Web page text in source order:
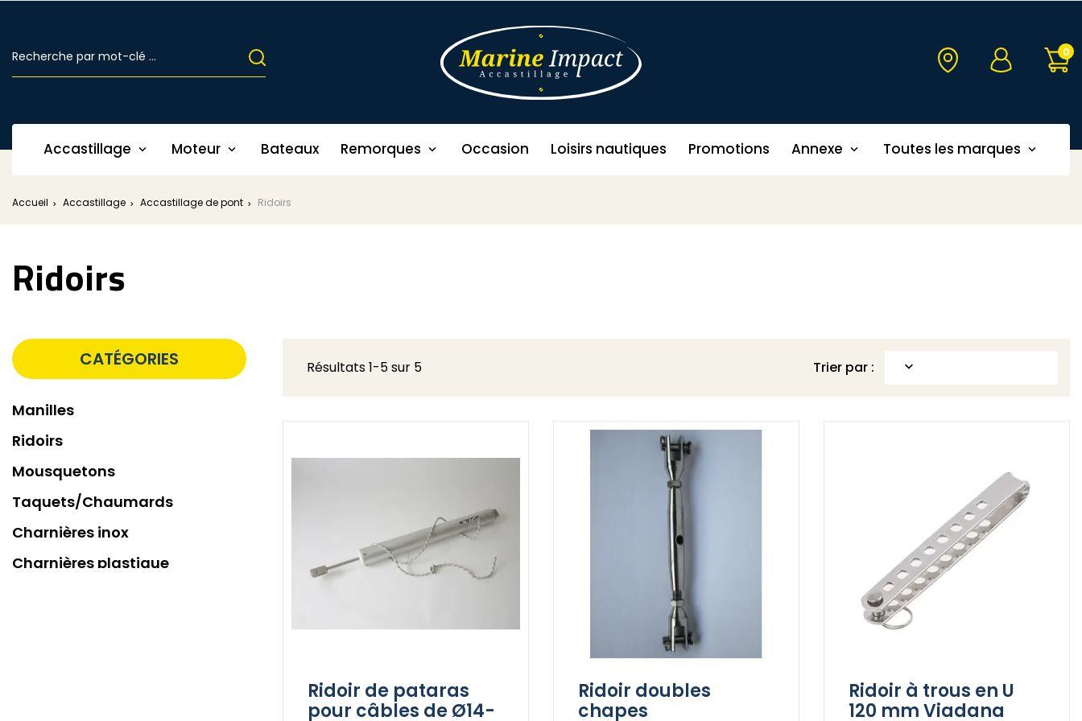
0
Accastillage  Moteur  Bateaux Remorques  Occasion Loisirs nautiques Promotions Annexe  Toutes les marques 
Accueil Accastillage Accastillage de pont Ridoirs
Ridoirs
CATÉGORIES
Manilles
Ridoirs
Mousquetons
Taquets/Chaumards
Charnières inox
Charnières plastique
Résultats 1-5 sur 5 Trier par : 
Ridoir de pataras
pour câbles de Ø14-
Ridoir doubles
chapes
Ridoir à trous en U
120 mm Viadana